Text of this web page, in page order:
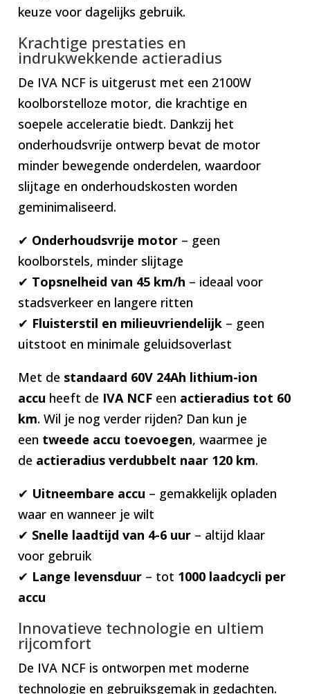
keuze voor dagelijks gebruik.
Krachtige prestaties en
indrukwekkende actieradius
De IVA NCF is uitgerust met een 2100W
koolborstelloze motor, die krachtige en
soepele acceleratie biedt. Dankzij het
onderhoudsvrije ontwerp bevat de motor
minder bewegende onderdelen, waardoor
slijtage en onderhoudskosten worden
geminimaliseerd.
✔ Onderhoudsvrije motor – geen
koolborstels, minder slijtage
✔ Topsnelheid van 45 km/h – ideaal voor
stadsverkeer en langere ritten
✔ Fluisterstil en milieuvriendelijk – geen
uitstoot en minimale geluidsoverlast
Met de standaard 60V 24Ah lithium-ion
accu heeft de IVA NCF een actieradius tot 60
km. Wil je nog verder rijden? Dan kun je
een tweede accu toevoegen, waarmee je
de actieradius verdubbelt naar 120 km.
✔ Uitneembare accu – gemakkelijk opladen
waar en wanneer je wilt
✔ Snelle laadtijd van 4-6 uur – altijd klaar
voor gebruik
✔ Lange levensduur – tot 1000 laadcycli per
accu
Innovatieve technologie en ultiem
rijcomfort
De IVA NCF is ontworpen met moderne
technologie en gebruiksgemak in gedachten.